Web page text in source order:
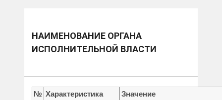
НАИМЕНОВАНИЕ ОРГАНА
ИСПОЛНИТЕЛЬНОЙ ВЛАСТИ
№ Характеристика Значение